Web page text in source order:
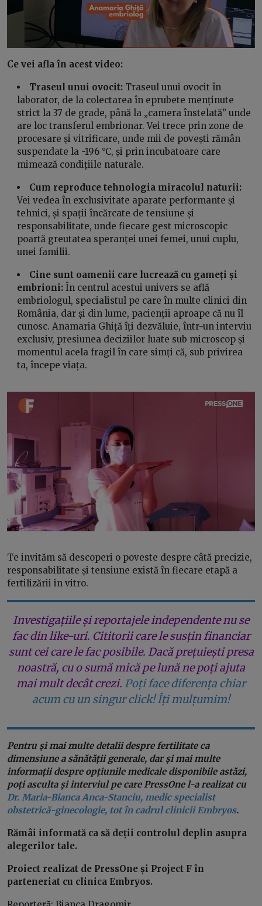
Ce vei afla în acest video:
Traseul unui ovocit: Traseul unui ovocit în
laborator, de la colectarea în eprubete menținute
strict la 37 de grade, până la „camera înstelată” unde
are loc transferul embrionar. Vei trece prin zone de
procesare și vitrificare, unde mii de povești rămân
suspendate la -196 °C, și prin incubatoare care
mimează condițiile naturale.
Cum reproduce tehnologia miracolul naturii:
Vei vedea în exclusivitate aparate performante și
tehnici, și spații încărcate de tensiune și
responsabilitate, unde fiecare gest microscopic
poartă greutatea speranței unei femei, unui cuplu,
unei familii.
Cine sunt oamenii care lucrează cu gameți și
embrioni: În centrul acestui univers se află
embriologul, specialistul pe care în multe clinici din
România, dar și din lume, pacienții aproape că nu îl
cunosc. Anamaria Ghiță îți dezvăluie, într-un interviu
exclusiv, presiunea deciziilor luate sub microscop și
momentul acela fragil în care simți că, sub privirea
ta, începe viața.
Te invităm să descoperi o poveste despre câtă precizie,
responsabilitate și tensiune există în fiecare etapă a
fertilizării in vitro.
Investigațiile și reportajele independente nu se
fac din like-uri. Cititorii care le susțin financiar
sunt cei care le fac posibile. Dacă prețuiești presa
noastră, cu o sumă mică pe lună ne poți ajuta
mai mult decât crezi. Poți face diferența chiar
acum cu un singur click! Îți mulțumim!
Pentru și mai multe detalii despre fertilitate ca
dimensiune a sănătății generale, dar și mai multe
informații despre opțiunile medicale disponibile astăzi,
poți asculta și interviul pe care PressOne l-a realizat cu
Dr. Maria-Bianca Anca-Stanciu, medic specialist
obstetrică-ginecologie, tot în cadrul clinicii Embryos.
Rămâi informată ca să deții controlul deplin asupra
alegerilor tale.
Proiect realizat de PressOne și Project F în
parteneriat cu clinica Embryos.